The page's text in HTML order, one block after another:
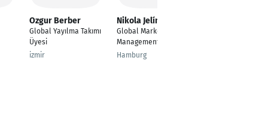
Ozgur Berber
Global Yayılma Takımı
Üyesi
izmir
Nikola Jelínková
Global Marketing
Management
Hamburg